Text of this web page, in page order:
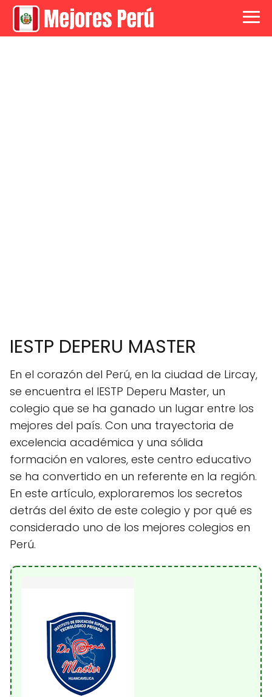
IESTP DEPERU MASTER
En el corazón del Perú, en la ciudad de Lircay,
se encuentra el IESTP Deperu Master, un
colegio que se ha ganado un lugar entre los
mejores del país. Con una trayectoria de
excelencia académica y una sólida
formación en valores, este centro educativo
se ha convertido en un referente en la región.
En este artículo, exploraremos los secretos
detrás del éxito de este colegio y por qué es
considerado uno de los mejores colegios en
Perú.